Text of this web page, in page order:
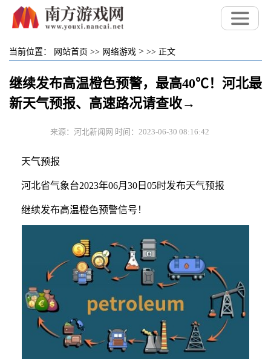
当前位置： 网站首页 >> 网络游戏 > >> 正文
继续发布高温橙色预警，最高40℃！河北最
新天气预报、高速路况请查收→
来源：河北新闻网 时间：2023-06-30 08:16:42
天气预报
河北省气象台2023年06月30日05时发布天气预报
继续发布高温橙色预警信号！